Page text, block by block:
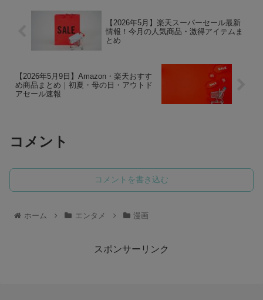
【2026年5月】楽天スーパーセール最新
情報！今月の人気商品・激得アイテムま
とめ
【2026年5月9日】Amazon・楽天おすす
め商品まとめ｜初夏・母の日・アウトド
アセール速報
コメント
コメントを書き込む
ホーム エンタメ 漫画
スポンサーリンク